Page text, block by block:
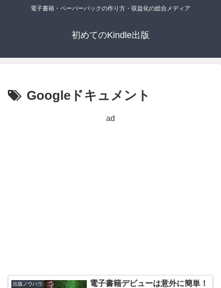
電子書籍・ペーパーバックの作り方・収益化の総合メディア
初めてのKindle出版
Googleドキュメント
ad
出版ノウハウ
電子書籍デビューは意外に簡単！